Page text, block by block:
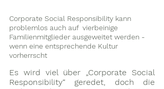
Corporate Social Responsibility kann
problemlos auch auf  vierbeinige
Familienmitglieder ausgeweitet werden -
wenn eine entsprechende Kultur
vorherrscht
Es wird viel über „Corporate Social
Responsibility“ geredet, doch die